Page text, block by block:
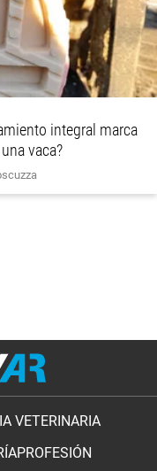
integral marca
vaca?
VETERINARIA
PROFESIÓN